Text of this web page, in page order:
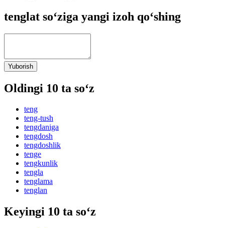
tenglat so‘ziga yangi izoh qo‘shing
Yuborish
Oldingi 10 ta so‘z
teng
teng-tush
tengdaniga
tengdosh
tengdoshlik
tenge
tengkunlik
tengla
tenglama
tenglan
Keyingi 10 ta so‘z